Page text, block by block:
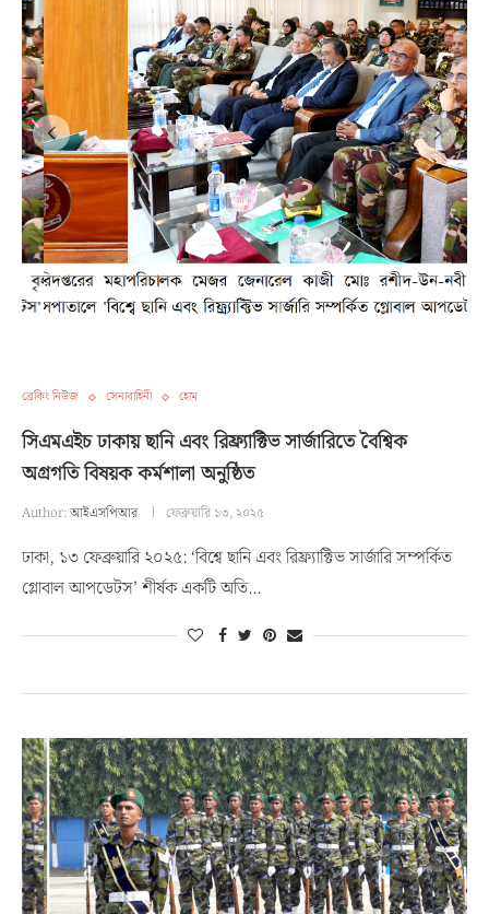
ব্রেকিং নিউজ সেনাবাহিনী হোম
সিএমএইচ ঢাকায় ছানি এবং রিফ্র্যাক্টিভ সার্জারিতে বৈশ্বিক
অগ্রগতি বিষয়ক কর্মশালা অনুষ্ঠিত
Author:আইএসপিআর ফেব্রুয়ারি ১৩, ২০২৫
ঢাকা, ১৩ ফেব্রুয়ারি ২০২৫: ‘বিশ্বে ছানি এবং রিফ্র্যাক্টিভ সার্জারি সম্পর্কিত
গ্লোবাল আপডেটস’ শীর্ষক একটি অতি…